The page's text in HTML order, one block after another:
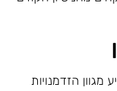
הזדמנויות